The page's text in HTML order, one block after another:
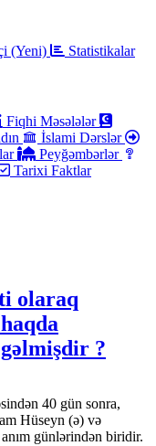
(Yeni) Statistikalar
Fiqhi Məsələlər
İslami Dərslər
Peyğəmbərlər
Tarixi Faktlar
olaraq
?
40 gün sonra,
Hüseyn (ə) və
günlərindən biridir.